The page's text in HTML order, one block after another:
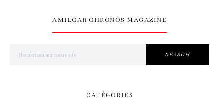
AMILCAR CHRONOS MAGAZINE
SEARCH
CATÉGORIES